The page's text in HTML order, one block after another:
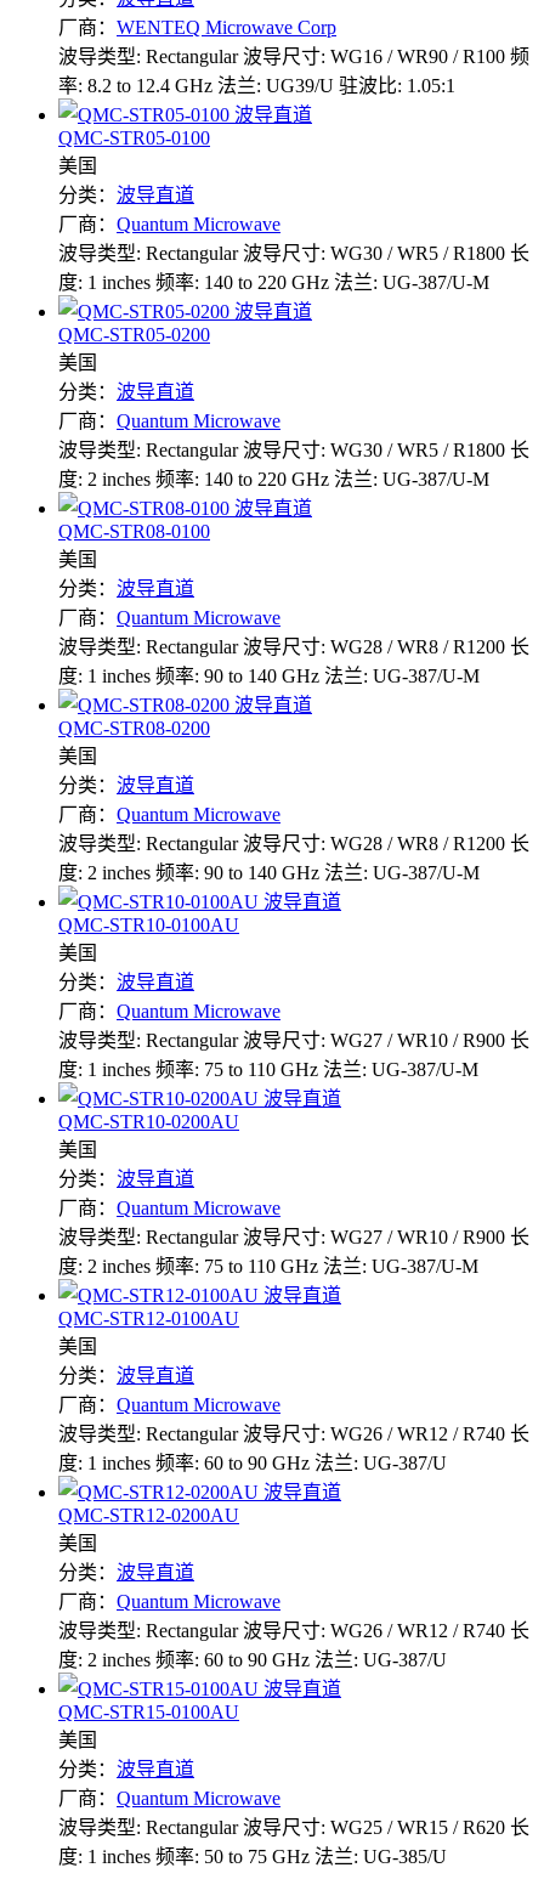
厂商： WENTEQ Microwave Corp
波导类型: Rectangular波导尺寸: WG16 / WR90 / R100 频
率: 8.2 to 12.4 GHz 法兰: UG39/U 驻波比: 1.05:1
QMC-STR05-0100
美国
分类： 波导直道
厂商： Quantum Microwave
波导类型: Rectangular波导尺寸: WG30 / WR5 / R1800 长
度: 1 inches 频率: 140 to 220 GHz 法兰: UG-387/U-M
QMC-STR05-0200
美国
分类： 波导直道
厂商： Quantum Microwave
波导类型: Rectangular波导尺寸: WG30 / WR5 / R1800 长
度: 2 inches 频率: 140 to 220 GHz 法兰: UG-387/U-M
QMC-STR08-0100
美国
分类： 波导直道
厂商： Quantum Microwave
波导类型: Rectangular波导尺寸: WG28 / WR8 / R1200 长
度: 1 inches 频率: 90 to 140 GHz 法兰: UG-387/U-M
QMC-STR08-0200
美国
分类： 波导直道
厂商： Quantum Microwave
波导类型: Rectangular波导尺寸: WG28 / WR8 / R1200 长
度: 2 inches 频率: 90 to 140 GHz 法兰: UG-387/U-M
QMC-STR10-0100AU
美国
分类： 波导直道
厂商： Quantum Microwave
波导类型: Rectangular波导尺寸: WG27 / WR10 / R900 长
度: 1 inches 频率: 75 to 110 GHz 法兰: UG-387/U-M
QMC-STR10-0200AU
美国
分类： 波导直道
厂商： Quantum Microwave
波导类型: Rectangular波导尺寸: WG27 / WR10 / R900 长
度: 2 inches 频率: 75 to 110 GHz 法兰: UG-387/U-M
QMC-STR12-0100AU
美国
分类： 波导直道
厂商： Quantum Microwave
波导类型: Rectangular波导尺寸: WG26 / WR12 / R740 长
度: 1 inches 频率: 60 to 90 GHz 法兰: UG-387/U
QMC-STR12-0200AU
美国
分类： 波导直道
厂商： Quantum Microwave
波导类型: Rectangular波导尺寸: WG26 / WR12 / R740 长
度: 2 inches 频率: 60 to 90 GHz 法兰: UG-387/U
QMC-STR15-0100AU
美国
分类： 波导直道
厂商： Quantum Microwave
波导类型: Rectangular波导尺寸: WG25 / WR15 / R620 长
度: 1 inches 频率: 50 to 75 GHz 法兰: UG-385/U